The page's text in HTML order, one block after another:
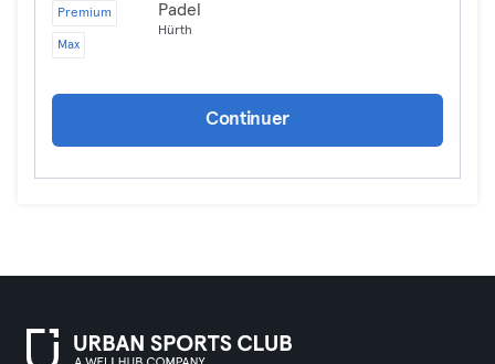
Premium
Max
Padel
Hürth
Continuer